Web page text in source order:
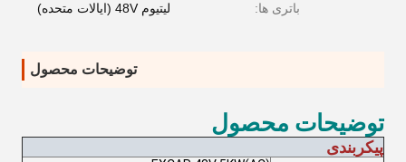
باتری ها: لیتیوم 48V (ایالات متحده)
توضیحات محصول
توضیحات محصول
پیکربندی